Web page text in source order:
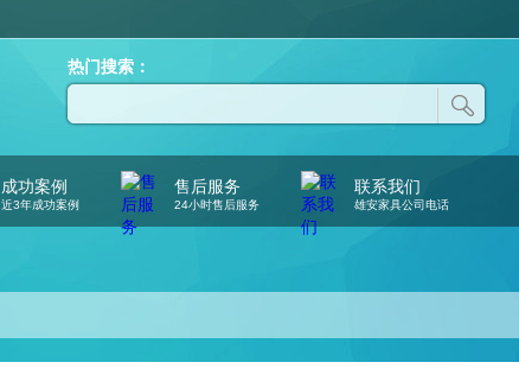
热门搜索：
成功案例
近3年成功案例
售后服务
24小时售后服务
联系我们
雄安家具公司电话